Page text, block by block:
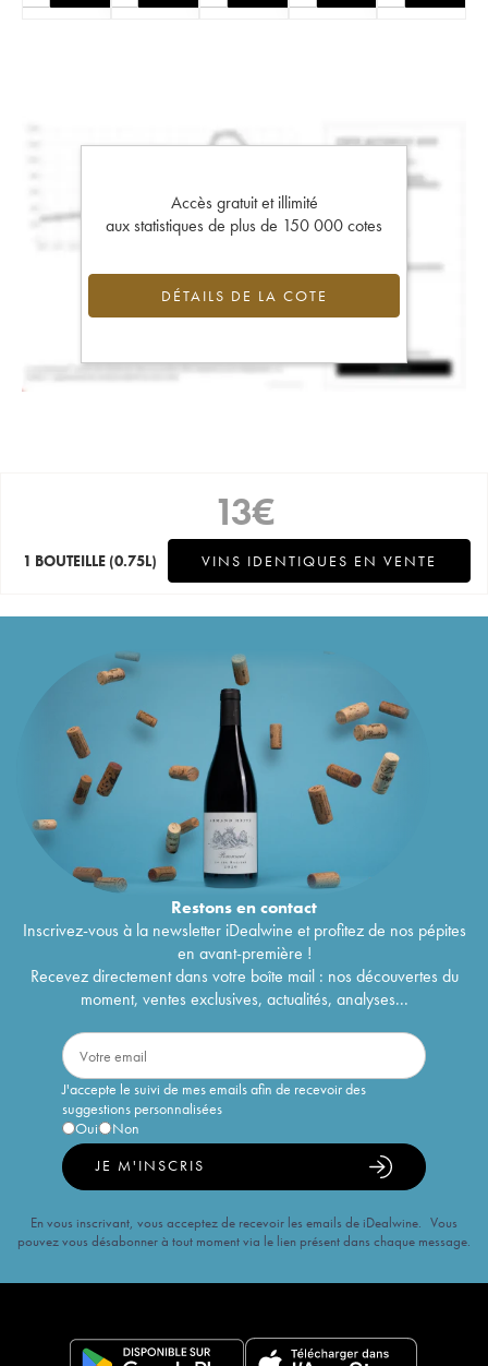
Accès gratuit et illimité
aux statistiques de plus de 150 000 cotes
DÉTAILS DE LA COTE
13€
1 BOUTEILLE (0.75L) VINS IDENTIQUES EN VENTE
Restons encontact
Inscrivez-vous à la newsletter iDealwine et profitez de nos pépites
en avant-première !
Recevez directement dans votre boîte mail : nos découvertes du
moment, ventes exclusives, actualités, analyses...
J'accepte le suivi de mes emails afin de recevoir des
suggestions personnalisées
Oui
Non
JE M'INSCRIS
En vous inscrivant, vous acceptez de recevoir les emails de iDealwine. Vous
pouvez vous désabonner à tout moment via le lien présent dans chaque message.